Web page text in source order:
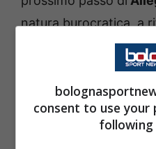
natura burocratica, a
Il tecnico non ha
che lo legherà agli
tutti i passaggi relativi
consent to use
following